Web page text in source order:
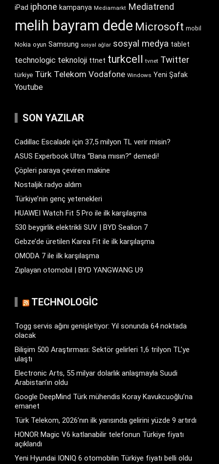
iPad iphone kampanya Mediamarkt Mediatrend
melih bayram dede Microsoft mobil
Nokia oyun Samsung sosyal ağlar sosyal medya tablet
technologic teknoloji ttnet turkcell tvnet Twitter
türkiye Türk Telekom Vodafone Windows Yeni Şafak
Youtube
SON YAZILAR
Cadillac Escalade için 37,5 milyon TL verir misin?
ASUS Experbook Ultra “Bana mısın?” demedi!
Çöpleri paraya çeviren makine
Nostaljik radyo aldım
Türkiye’nin genç yetenekleri
HUAWEI Watch Fit 5 Pro ile ilk karşılaşma
530 beygirlik elektrikli SUV | BYD Sealion 7
Gebze’de üretilen Karea Fit ile ilk karşılaşma
OMODA 7 ile ilk karşılaşma
Zıplayan otomobil | BYD YANGWANG U9
TECHNOLOGIC
Togg servis ağını genişletiyor: Yıl sonunda 64 noktada
olacak
Bilişim 500 Araştırması: Sektör gelirleri 1,6 trilyon TL’ye
ulaştı
Electronic Arts, 55 milyar dolarlık anlaşmayla Suudi
Arabistan’ın oldu
Google DeepMind Türk mühendis Koray Kavukcuoğlu’na
emanet
Türk Telekom, 2026’nın ilk yarısında gelirini yüzde 9 artırdı
HONOR Magic V6 katlanabilir telefonun Türkiye fiyatı
açıklandı
Yeni Hyundai IONIQ 6 otomobilin Türkiye fiyatı belli oldu